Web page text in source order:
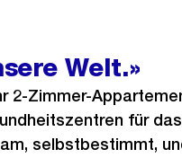
Welt.»
2-Zimmer-
für
selbstbestimmt,